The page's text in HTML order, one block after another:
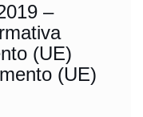
–
(UE)
(UE)